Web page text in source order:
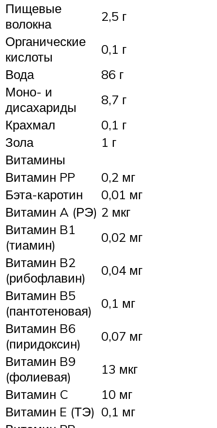
Пищевые
волокна
2,5 г
Органические
кислоты
0,1 г
Вода
86 г
Моно- и
дисахариды
8,7 г
Крахмал
0,1 г
Зола
1 г
Витамины
Витамин PP
0,2 мг
Бэта-каротин
0,01 мг
Витамин A (РЭ) 2 мкг
Витамин B1
(тиамин)
0,02 мг
Витамин B2
(рибофлавин)
0,04 мг
Витамин B5
(пантотеновая)
0,1 мг
Витамин B6
(пиридоксин)
0,07 мг
Витамин B9
(фолиевая)
13 мкг
Витамин C
10 мг
Витамин E (ТЭ) 0,1 мг